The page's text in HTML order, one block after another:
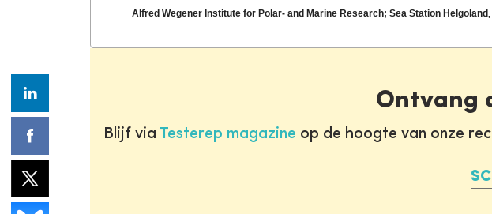
Alfred Wegener Institute for Polar- and Marine Research; Sea Station Helgoland
Ontvang
Blijf via Testerep magazine op de hoogte van onze